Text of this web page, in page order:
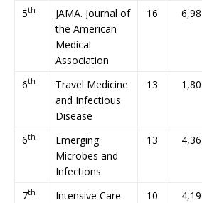
5th
JAMA. Journal of
the American
Medical
Association
16 6,98
6th
Travel Medicine
and Infectious
Disease
13 1,80
6th
Emerging
Microbes and
Infections
13 4,36
7th
Intensive Care
10 4,19